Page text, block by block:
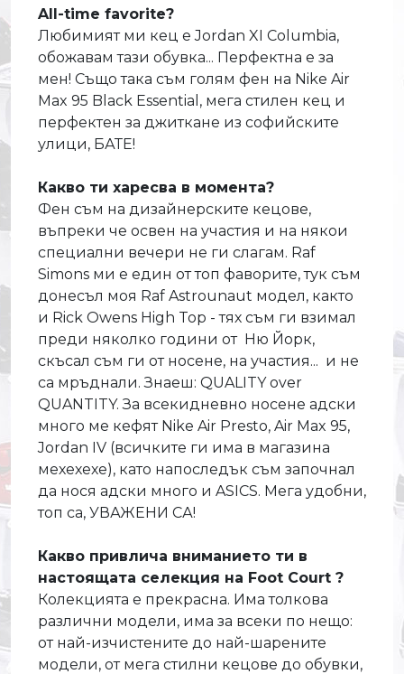
All-time favorite?
Любимият ми кец е Jordan XI Columbia,
обожавам тази обувка... Перфектна е за
мен! Също така съм голям фен на Nike Air
Max 95 Black Essential, мега стилен кец и
перфектен за джиткане из софийските
улици, БАТЕ!
Какво ти харесва в момента?
Фен съм на дизайнерските кецове,
въпреки че освен на участия и на някои
специални вечери не ги слагам. Raf
Simons ми е един от топ фаворите, тук съм
донесъл моя Raf Astrounaut модел, както
и Rick Owens High Top - тях съм ги взимал
преди няколко години от Ню Йорк,
скъсал съм ги от носене, на участия... и не
са мръднали. Знаеш: QUALITY over
QUANTITY. За всекидневно носене адски
много ме кефят Nike Air Presto, Air Max 95,
Jordan IV (всичките ги има в магазина
мехехехе), като напоследък съм започнал
да нося адски много и ASICS. Mега удобни,
топ са, УВАЖЕНИ СА!
Какво привлича вниманието ти в
настоящата селекция на Foot Court ?
Колекцията е прекрасна. Има толкова
различни модели, има за всеки по нещо:
от най-изчистените до най-шарените
модели, от мега стилни кецове до обувки,